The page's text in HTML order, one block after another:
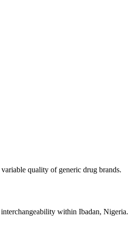
quality of generic drug brands.
within Ibadan, Nigeria.